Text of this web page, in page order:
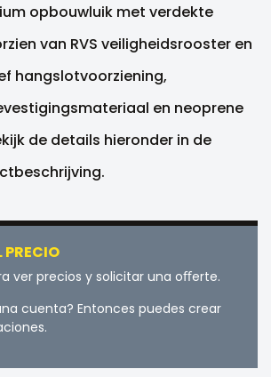
opbouwluik met verdekte
van RVS veiligheidsrooster en
hangslotvoorziening,
en neoprene
de details hieronder in de
PRECIO
ver precios y solicitar una oﬀerte.
cuenta? Entonces puedes crear